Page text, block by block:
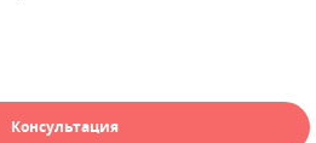
Консультация